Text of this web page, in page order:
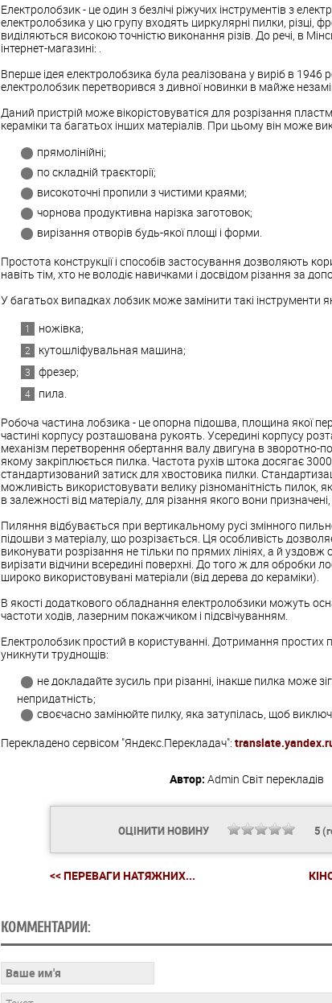
Електролобзик - це один з безлічі ріжучих інструментів з
електролобзика у цю групу входять циркулярні пилки, різці,
виділяються високою точністю виконання різів. До речі, в
інтернет-магазині: .
Вперше ідея електролобзика була реалізована у виріб в 1946
електролобзик перетворився з дивної новинки в майже
Даний пристрій може вікорістовуватіся для розрізання
кераміки та багатьох інших матеріалів. При цьому він може
прямолінійні;
по складній траєкторії;
високоточні пропили з чистими краями;
чорнова продуктивна нарізка заготовок;
вирізання отворів будь-якої площі і форми.
Простота конструкції і способів застосування дозволяють
навіть тім, хто не володіє навичками і досвідом різання за
У багатьох випадках лобзик може замінити такі інструменти
ножівка;
кутошліфувальная машина;
фрезер;
пила.
Робоча частина лобзика - це опорна підошва, площина якої
частині корпусу розташована рукоять. Усередині корпусу
механізм перетворення обертання валу двигуна в зворотно-
якому закріплюється пилка. Частота рухів штока досягає
стандартизований затиск для хвостовика пилки.
можливість використовувати велику різноманітність пилок,
в залежності від матеріалу, для різання якого вони
Пиляння відбувається при вертикальному русі змінного
підошви з матеріалу, що розрізається. Ця особливість
виконувати розрізання не тільки по прямих лініях, а й уздовж
вирізати відчини всередині поверхні. До того ж для обробки
широко використовувані матеріали (від дерева до кераміки).
В якості додаткового обладнання електролобзики можуть
частоти ходів, лазерним покажчиком і підсвічуванням.
Електролобзик простий в користуванні. Дотримання
уникнути труднощів:
не докладайте зусиль при різанні, інакше пилка може
непридатність;
своєчасно замінюйте пилку, яка затупілась, щоб
Перекладено сервісом "Яндекс.Перекладач":
Автор: Admin Світ перекладів
ОЦІНИТИ НОВИНУ 5
<< ПЕРЕВАГИ НАТЯЖНИХ...
КОММЕНТАРИИ: